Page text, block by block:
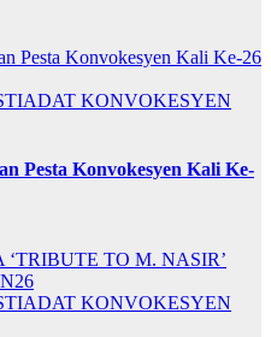
KONVOKESYEN
Pesta Konvokesyen Kali Ke-
KONVOKESYEN